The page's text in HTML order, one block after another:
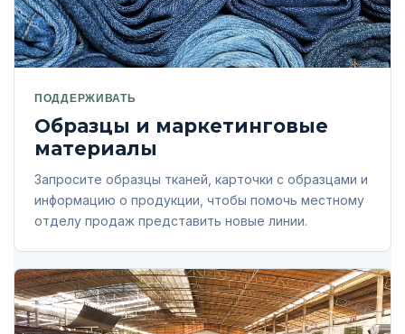
ПОДДЕРЖИВАТЬ
Образцы и маркетинговые
материалы
Запросите образцы тканей, карточки с образцами и
информацию о продукции, чтобы помочь местному
отделу продаж представить новые линии.